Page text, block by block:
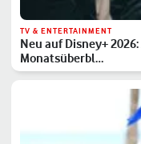
TV & ENTERTAINMENT
Neu auf Disney+
Monatsüberbl…